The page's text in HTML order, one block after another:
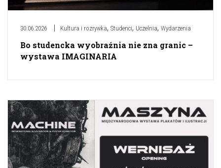
30.06.2026 Kultura i rozrywka, Studenci, Uczelnia, Wydarzenia
Bo studencka wyobraźnia nie zna granic –
wystawa IMAGINARIA